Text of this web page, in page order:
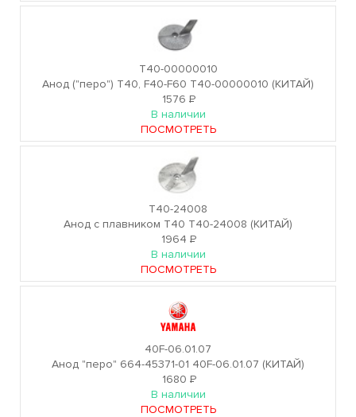
T40-00000010
Анод ("перо") T40, F40-F60 T40-00000010 (КИТАЙ)
1576Р
В наличии
ПОСМОТРЕТЬ
T40-24008
Анод с плавником T40 T40-24008 (КИТАЙ)
1964Р
В наличии
ПОСМОТРЕТЬ
40F-06.01.07
Анод "перо" 664-45371-01 40F-06.01.07 (КИТАЙ)
1680 Р
В наличии
ПОСМОТРЕТЬ